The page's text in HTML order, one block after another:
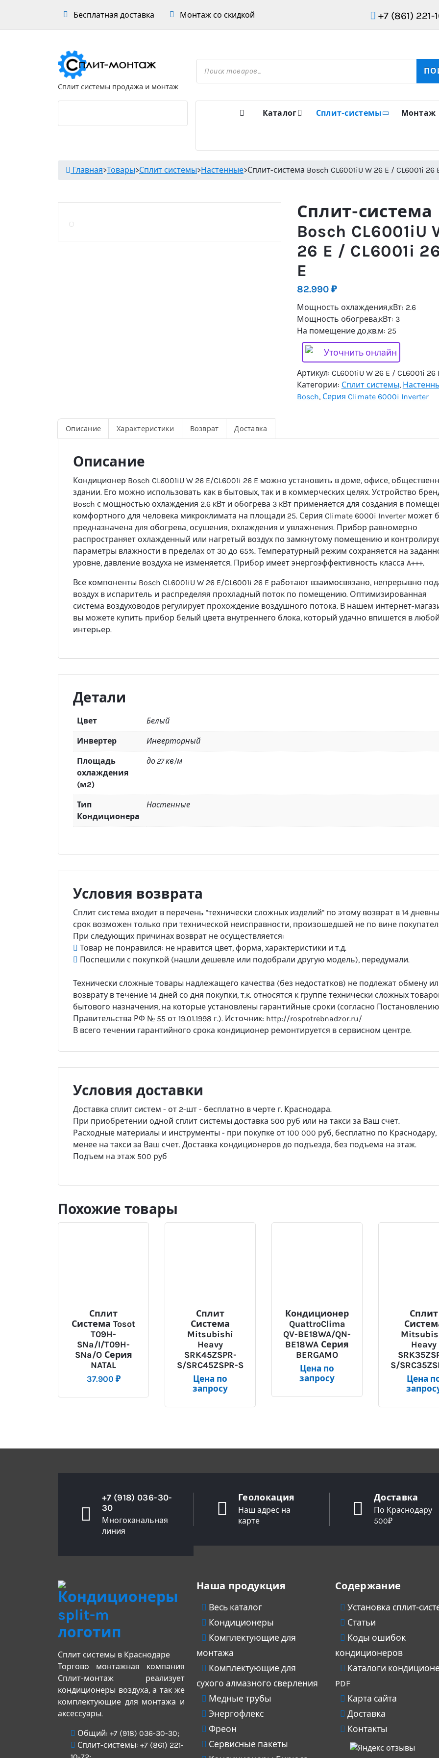
содержимому
+7 (861) 221-
Бесплатная доставка Монтаж со скидкой
Сплит системы продажа и монтаж
Поиск
товаров
Каталог
Сплит-системы Монтаж
Главная>Товары>Сплит системы>Настенные>Сплит-система Bosch CL6001iU W 26 E / CL6001i 26
Сплит-система
Bosch CL6001iU
26 E / CL6001i 26
E
82.990 ₽
Мощность охлаждения,кВт: 2.6
Мощность обогрева,кВт: 3
На помещение до,кв.м: 25
Уточнить онлайн
Артикул: CL6001iU W 26 E / CL6001i 26
Категории: Сплит системы,
Bosch, Серия Climate 6000i Inverter
Описание Характеристики Возврат Доставка
Описание
Кондиционер Bosch CL6001iU W 26 E/CL6001i 26 E можно установить в доме, офисе,
здании. Его можно использовать как в бытовых, так и в коммерческих целях. Устройство
Bosch с мощностью охлаждения 2.6 кВт и обогрева 3 кВт применяется для создания в
комфортного для человека микроклимата на площади 25. Серия Climate 6000i Inverter может
предназначена для обогрева, осушения, охлаждения и увлажнения. Прибор равномерно
распространяет охлажденный или нагретый воздух по замкнутому помещению и
параметры влажности в пределах от 30 до 65%. Температурный режим сохраняется на
уровне, давление воздуха не изменяется. Прибор имеет энергоэффективность класса A+++.
Все компоненты Bosch CL6001iU W 26 E/CL6001i 26 E работают взаимосвязано, непрерывно
воздух в испаритель и распределяя прохладный поток по помещению. Оптимизированная
система воздуховодов регулирует прохождение воздушного потока. В нашем интернет-
вы можете купить прибор белый цвета внутреннего блока, который удачно впишется в любой
интерьер.
Детали
Цвет Белый
Инвертер Инверторный
Площадь
охлаждения
(м2)
до 27 кв/м
Тип
Кондиционера
Настенные
Условия возврата
Сплит система входит в перечень "технически сложных изделий" по этому возврат в 14
срок возможен только при технической неисправности, произошедшей не по вине
При следующих причинах возврат не осуществляется:
Товар не понравился: не нравится цвет, форма, характеристики и т.д.
Поспешили с покупкой (нашли дешевле или подобрали другую модель), передумали.
Технически сложные товары надлежащего качества (без недостатков) не подлежат обмену
возврату в течение 14 дней со дня покупки, т.к. относятся к группе технически сложных
бытового назначения, на которые установлены гарантийные сроки (согласно Постановлению
Правительства РФ № 55 от 19.01.1998 г.). Источник: http://rospotrebnadzor.ru/
В всего течении гарантийного срока кондиционер ремонтируется в сервисном центре.
Условия доставки
Доставка сплит систем - от 2-шт - бесплатно в черте г. Краснодара.
При приобретении одной сплит системы доставка 500 руб или на такси за Ваш счет.
Расходные материалы и инструменты - при покупке от 100 000 руб, бесплатно по Краснодару,
менее на такси за Ваш счет. Доставка кондиционеров до подъезда, без подъема на этаж.
Подъем на этаж 500 руб
Похожие товары
Сплит
Система Tosot
T09H-
SNa/I/T09H-
SNa/O Серия
NATAL
37.900 ₽
Сплит
Система
Mitsubishi
Heavy
SRK45ZSPR-
S/SRC45ZSPR-S
Цена по
запросу
Кондиционер
QuattroClima
QV-BE18WA/QN-
BE18WA Серия
BERGAMO
Цена по
запросу
Сплит
Heavy
S/
Цена
+7 (918) 036-30-
30
Многоканальная
линия
Геолокация
Наш адрес на
карте
Доставка
По Краснодару
500₽
Сплит системы в Краснодаре
Торгово монтажная компания
Сплит-монтаж реализует
кондиционеры воздуха, а так же
комплектующие для монтажа и
аксессуары.
Общий: +7 (918) 036-30-30;
Сплит-системы: +7 (861) 221-
Наша продукция
Весь каталог
Кондиционеры
Комплектующие для
монтажа
Комплектующие для
сухого алмазного сверления
Медные трубы
Энергофлекс
Фреон
Сервисные пакеты
Содержание
Установка сплит-
Статьи
Коды ошибок
кондиционеров
Каталоги
PDF
Карта сайта
Доставка
Контакты